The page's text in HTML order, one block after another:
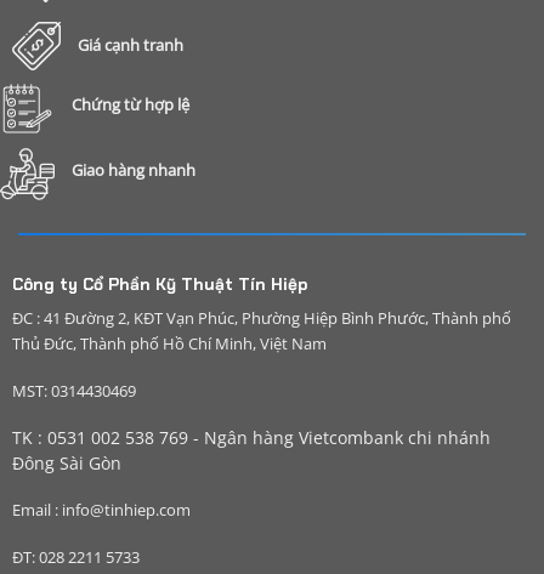
Giá cạnh tranh
Chứng từ hợp lệ
Giao hàng nhanh
Công ty Cổ Phần Kỹ Thuật Tín Hiệp
ĐC : 41 Đường 2, KĐT Vạn Phúc, Phường Hiệp Bình Phước, Thành phố
Thủ Đức, Thành phố Hồ Chí Minh, Việt Nam
MST: 0314430469
TK : 0531 002 538 769 - Ngân hàng Vietcombank chi nhánh
Đông Sài Gòn
Email : info@tinhiep.com
ĐT: 028 2211 5733